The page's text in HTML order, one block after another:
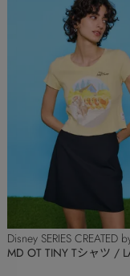
Disney SERIES CREATED
MD OT TINY Tシャツ /